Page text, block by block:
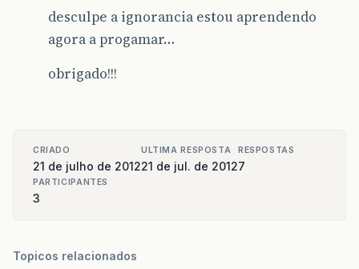
desculpe a ignorancia estou aprendendo
agora a progamar…
obrigado!!!
CRIADO
21 de julho de 2012
ULTIMA RESPOSTA
21 de jul. de 2012
RESPOSTAS
7
PARTICIPANTES
3
Topicos relacionados